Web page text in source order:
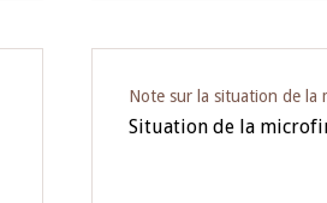
Note sur la situation de la
Situation de la